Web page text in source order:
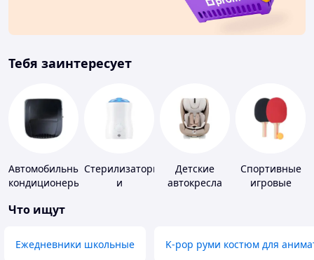
Тебя заинтересует
Автомобильные
кондиционеры
Стерилизаторы
и
Детские
автокресла
Спортивные
игровые
Что ищут
Ежедневники школьные K-pop руми костюм для